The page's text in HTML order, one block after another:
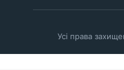
Усі права